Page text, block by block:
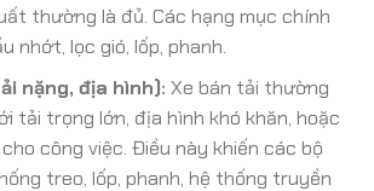
thường là đủ. Các hạng mục chính
nhớt, lọc gió, lốp, phanh.
nặng, địa hình): Xe bán tải thường
tải trọng lớn, địa hình khó khăn, hoặc
công việc. Điều này khiến các bộ
treo, lốp, phanh, hệ thống truyền